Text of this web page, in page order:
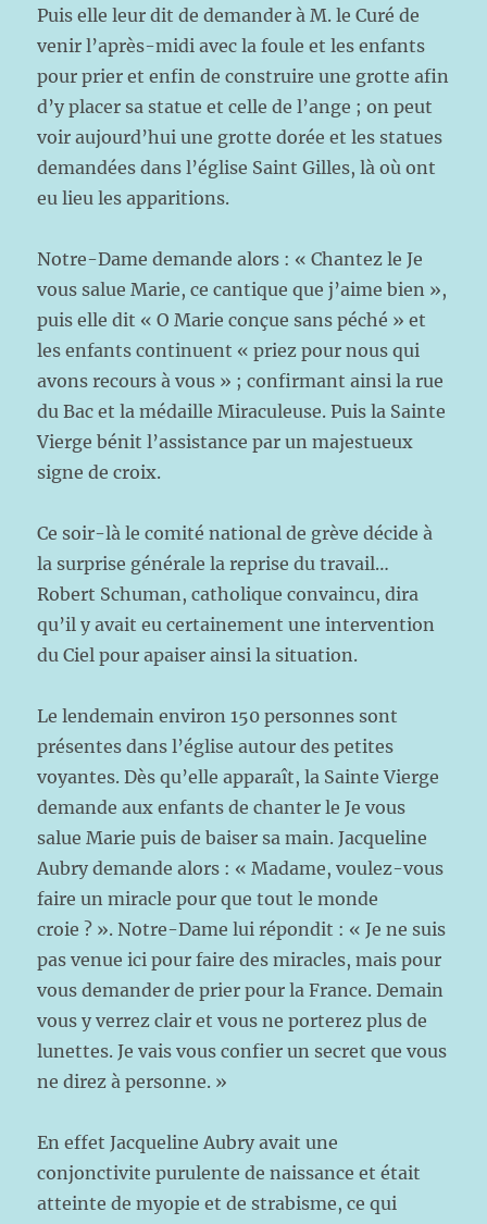
Puis elle leur dit de demander à M. le Curé de
venir l’après-midi avec la foule et les enfants
pour prier et enfin de construire une grotte afin
d’y placer sa statue et celle de l’ange ; on peut
voir aujourd’hui une grotte dorée et les statues
demandées dans l’église Saint Gilles, là où ont
eu lieu les apparitions.
Notre-Dame demande alors : « Chantez le Je
vous salue Marie, ce cantique que j’aime bien »,
puis elle dit « O Marie conçue sans péché » et
les enfants continuent « priez pour nous qui
avons recours à vous » ; confirmant ainsi la rue
du Bac et la médaille Miraculeuse. Puis la Sainte
Vierge bénit l’assistance par un majestueux
signe de croix.
Ce soir-là le comité national de grève décide à
la surprise générale la reprise du travail…
Robert Schuman, catholique convaincu, dira
qu’il y avait eu certainement une intervention
du Ciel pour apaiser ainsi la situation.
Le lendemain environ 150 personnes sont
présentes dans l’église autour des petites
voyantes. Dès qu’elle apparaît, la Sainte Vierge
demande aux enfants de chanter le Je vous
salue Marie puis de baiser sa main. Jacqueline
Aubry demande alors : « Madame, voulez-vous
faire un miracle pour que tout le monde
croie ? ». Notre-Dame lui répondit : « Je ne suis
pas venue ici pour faire des miracles, mais pour
vous demander de prier pour la France. Demain
vous y verrez clair et vous ne porterez plus de
lunettes. Je vais vous confier un secret que vous
ne direz à personne. »
En effet Jacqueline Aubry avait une
conjonctivite purulente de naissance et était
atteinte de myopie et de strabisme, ce qui